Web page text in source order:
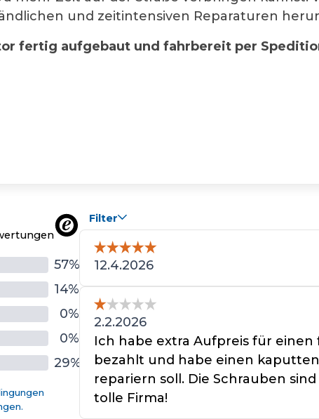
und zeitintensiven Reparaturen
fertig aufgebaut und fahrbereit per